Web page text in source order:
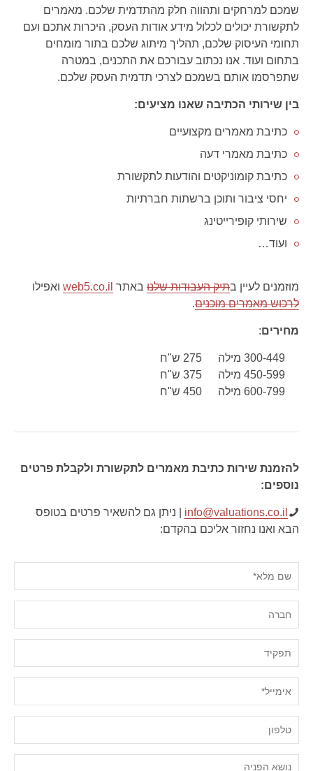
שמכם למרחקים ותהווה חלק מהתדמית שלכם. מאמרים
לתקשורת יכולים לכלול מידע אודות העסק, היכרות אתכם ועם
תחומי העיסוק שלכם, תהליך מיתוג שלכם בתור מומחים
בתחום ועוד. אנו נכתוב עבורכם את התכנים, במטרה
שתפרסמו אותם בשמכם לצרכי תדמית העסק שלכם.
בין שירותי הכתיבה שאנו מציעים:
כתיבת מאמרים מקצועיים
כתיבת מאמרי דעה
כתיבת קומוניקטים והודעות לתקשורת
יחסי ציבור ותוכן ברשתות חברתיות
שירותי קופירייטינג
ועוד…
מוזמנים לעיין בתיק העבודות שלנו באתר web5.co.il ואפילו
לרכוש מאמרים מוכנים.
מחירים:
300-449 מילה
275 ש"ח
450-599 מילה
375 ש"ח
600-799 מילה
450 ש"ח
להזמנת שירות כתיבת מאמרים לתקשורת ולקבלת פרטים
נוספים:
info@valuations.co.il | ניתן גם להשאיר פרטים בטופס
הבא ואנו נחזור אליכם בהקדם: